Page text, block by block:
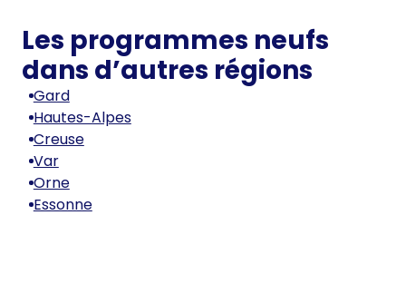
Les programmes neufs
dans d’autres régions
Gard
Hautes-Alpes
Creuse
Var
Orne
Essonne